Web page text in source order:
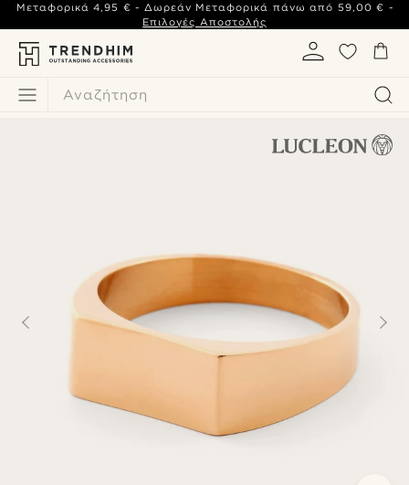
Αναζήτηση
Μεταφορικά 4,95 € - Δωρεάν Μεταφορικά πάνω από 59,00 € -
Επιλογές Αποστολής